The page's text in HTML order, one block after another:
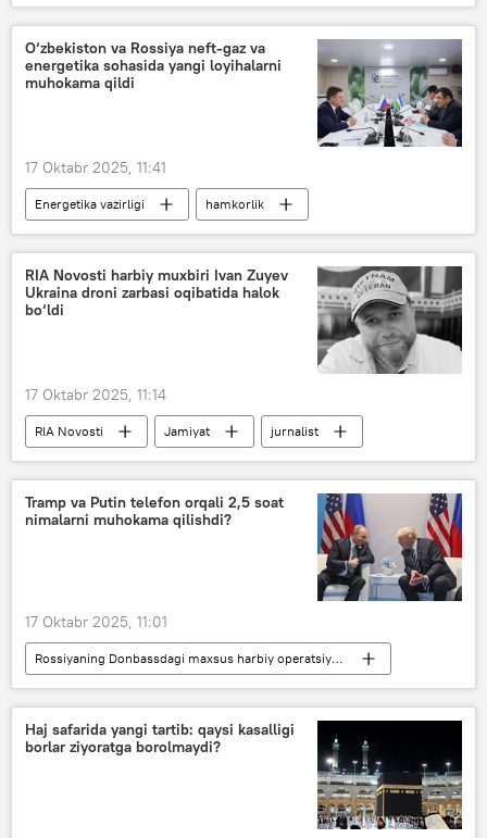
Dunyoda
hujum
NATO
portlash
Rossiya Ukraina
O‘zbekiston va Rossiya neft-gaz va
energetika sohasida yangi loyihalarni
muhokama qildi
17 Oktabr 2025, 11:41
Energetika vazirligi
hamkorlik
elektr energiyasi
Aleksandr Novak
Moskva
Iqtisod
O‘zbekiston
Jo‘rabek Mirzamahmudov
Rossiya
RIA Novosti harbiy muxbiri Ivan Zuyev
Ukraina droni zarbasi oqibatida halok
bo‘ldi
17 Oktabr 2025, 11:14
RIA Novosti Jamiyat
jurnalist
Ivan Zuyev
Yuriy Voytkevich
Tramp va Putin telefon orqali 2,5 soat
nimalarni muhokama qilishdi?
17 Oktabr 2025, 11:01
Rossiyaning Donbassdagi maxsus harbiy operatsiyasi
Dunyoda
Vladimir Putin
Donald Tramp
telefon muloqoti
Rossiya
AQSh
Haj safarida yangi tartib: qaysi kasalligi
borlar ziyoratga borolmaydi?